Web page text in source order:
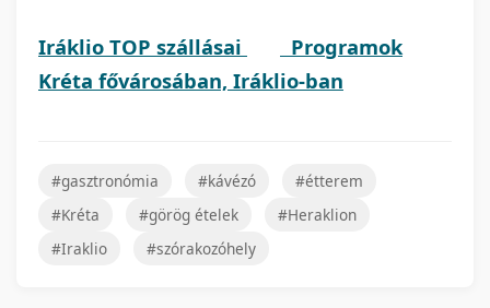
Iráklio TOP szállásai
Programok
Kréta fővárosában, Iráklio-ban
#gasztronómia #kávézó
#étterem
#Kréta
#görög ételek
#Heraklion
#Iraklio
#szórakozóhely